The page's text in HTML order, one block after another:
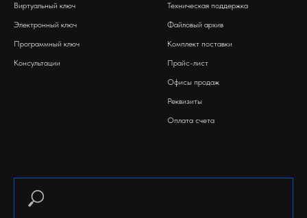
Виртуальный ключ
Электронный ключ
Программный ключ
Консультации
Техническая поддержка
Файловый архив
Комплект поставки
Прайс-лист
Офисы продаж
Реквизиты
Оплата счета